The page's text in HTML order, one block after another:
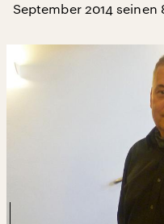
September 2014